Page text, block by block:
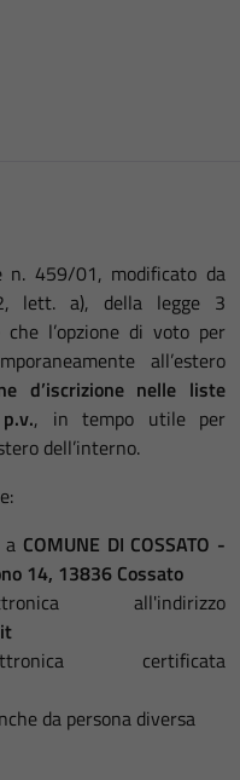
n. 459/01, modificato da
lett. a), della legge 3
l’opzione di voto per
all’estero
d’iscrizione nelle liste
, in tempo utile per
dell’interno.
a COMUNE DI COSSATO -
14, 13836 Cossato
all'indirizzo
certificata
da persona diversa